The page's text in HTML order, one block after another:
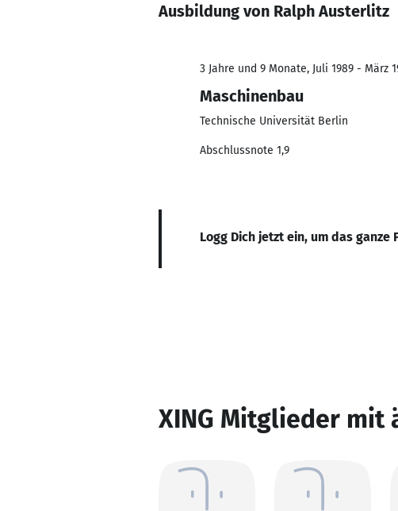
Ausbildung von Ralph Austerlitz
3 Jahre und 9 Monate, Juli 1989 - März
Maschinenbau
Technische Universität Berlin
Abschlussnote 1,9
Logg Dich jetzt ein, um das ganze
XING Mitglieder mit